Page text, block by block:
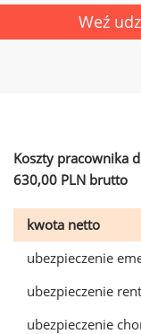
Weź
Koszty pracownika
630,00 PLN brutto
kwota netto
ubezpieczenie
ubezpieczenie
ubezpieczenie